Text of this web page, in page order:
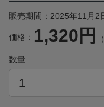
販売期間：2025年11月
価格： 1,320円
数量